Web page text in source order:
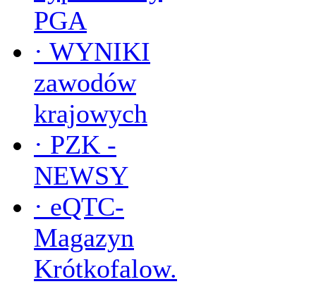
PGA
· WYNIKI
zawodów
krajowych
· PZK -
NEWSY
· eQTC-
Magazyn
Krótkofalow.